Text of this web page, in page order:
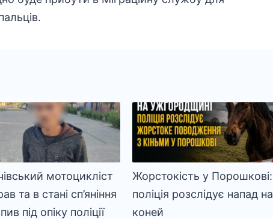
мотоцикліст
та в стані сп’яніння
під опіку поліції
Жорстокість у Порошкові:
поліція розслідує напад на
коней